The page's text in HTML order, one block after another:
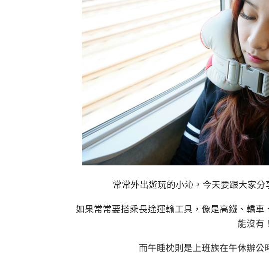
常常外出遊玩的小沁，今天要跟大家分
如果常常要搭乘長途運輸工具，像是高鐵、轎
能沒有！
而午睡枕則是上班族在午休辦公